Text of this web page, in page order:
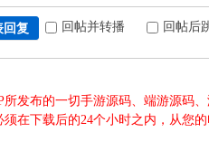
回复 回帖并转播 回帖后
发布的一切手游源码、端游源码
在下载后的24个小时之内，从您